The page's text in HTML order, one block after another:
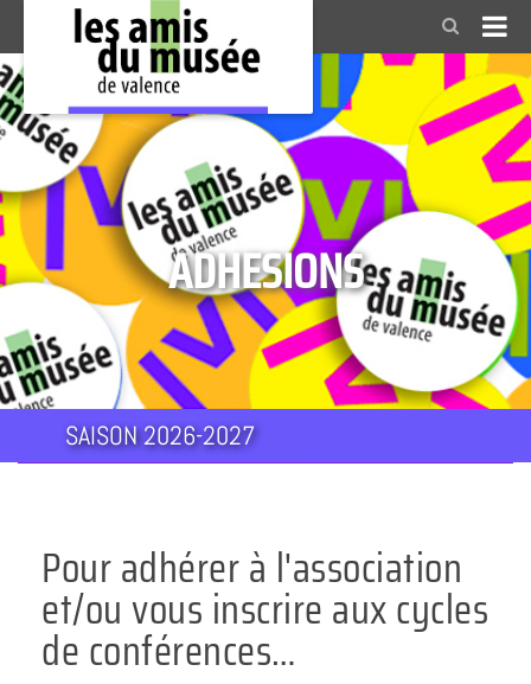
ADHESIONS
SAISON 2026-2027
Pour adhérer à l'association
et/ou vous inscrire aux cycles
de conférences…